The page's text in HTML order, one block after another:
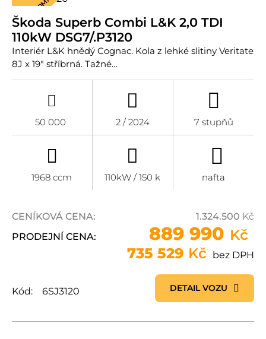
AUTOMAT
Škoda Superb Combi L&K 2,0 TDI
110kW DSG7/.P3120
Interiér L&K hnědý Cognac. Kola z lehké slitiny Veritate
8J x 19" stříbrná. Tažné…
50 000 2 / 2024 7 stupňů
1968 ccm 110kW / 150 k nafta
CENÍKOVÁ CENA: 1.324.500 Kč
PRODEJNÍ CENA:
889 990 Kč
735 529 Kč bez DPH
Kód: 6SJ3120 DETAIL VOZU